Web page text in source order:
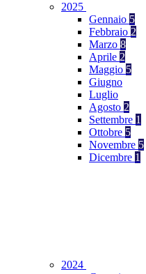
2025
Gennaio 5
Febbraio 2
Marzo 8
Aprile 2
Maggio 5
Giugno
Luglio
Agosto 2
Settembre 1
Ottobre 5
Novembre 5
Dicembre 1
2024